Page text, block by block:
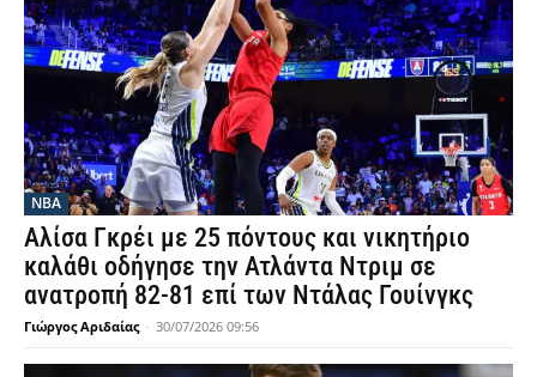
NBA
Αλίσα Γκρέι με 25 πόντους και νικητήριο
καλάθι οδήγησε την Ατλάντα Ντριμ σε
ανατροπή 82-81 επί των Ντάλας Γουίνγκς
Γιώργος Αριδαίας - 30/07/2026 09:56